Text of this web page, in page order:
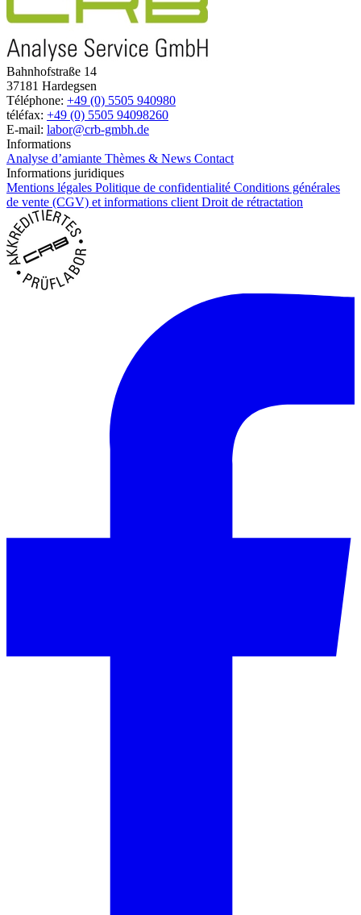
Bahnhofstraße 14
37181 Hardegsen
Téléphone: +49 (0) 5505 940980
téléfax: +49 (0) 5505 94098260
E-mail: labor@crb-gmbh.de
Informations
Analyse d’amiante Thèmes & News Contact
Informations juridiques
Mentions légales Politique de confidentialité Conditions générales
de vente (CGV) et informations client Droit de rétractation